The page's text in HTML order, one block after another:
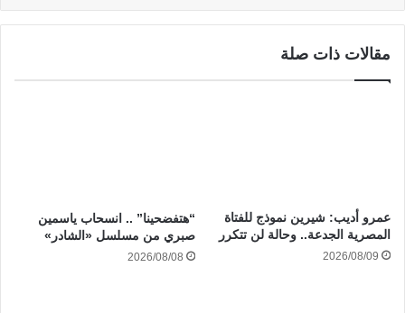
مقالات ذات صلة
عمرو أديب: شيرين نموذج للفتاة
المصرية الجدعة.. وحالة لن تتكرر
2026/08/09
“هتفضحينا” .. انسحاب ياسمين
صبري من مسلسل «الشادر»
2026/08/08